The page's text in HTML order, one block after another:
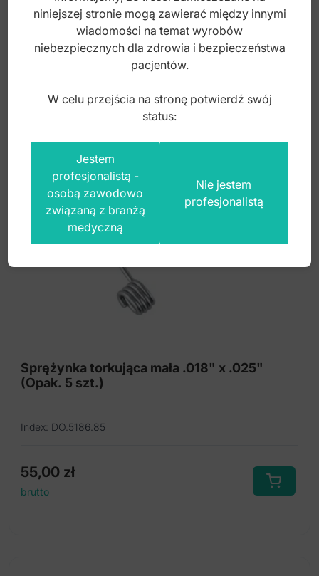
Index: DV.006.145
Sprężynka torkująca mała .018" x .025"
(Opak. 5 szt.)
Index: DO.5186.85
55,00 zł
brutto
niniejszej stronie mogą zawierać między innymi
wiadomości na temat wyrobów
niebezpiecznych dla zdrowia i bezpieczeństwa
pacjentów.
W celu przejścia na stronę potwierdź swój
status:
Jestem
profesjonalistą -
osobą zawodowo
związaną z branżą
medyczną
Nie jestem
profesjonalistą